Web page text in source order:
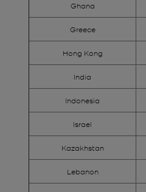
Ghana
Greece
Hong Kong
India
Indonesia
Israel
Kazakhstan
Lebanon